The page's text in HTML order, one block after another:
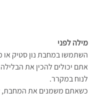
מילה לפני
השתמשו במחבת נון סטיק
אתם יכולים להכין את
לנוח במקרר.
כשאתם משמנים את המחבת,